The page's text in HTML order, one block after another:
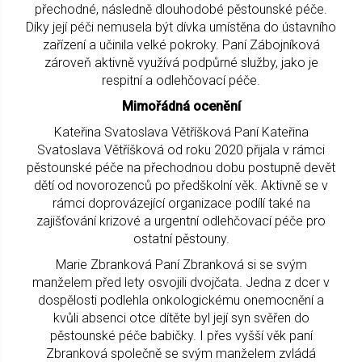
přechodné, následně dlouhodobé pěstounské péče.
Díky její péči nemusela být dívka umístěna do ústavního
zařízení a učinila velké pokroky. Paní Zábojníková
zároveň aktivně využívá podpůrné služby, jako je
respitní a odlehčovací péče.
Mimořádná ocenění
Kateřina Svatoslava Větříšková Paní Kateřina
Svatoslava Větříšková od roku 2020 přijala v rámci
pěstounské péče na přechodnou dobu postupně devět
dětí od novorozenců po předškolní věk. Aktivně se v
rámci doprovázející organizace podílí také na
zajišťování krizové a urgentní odlehčovací péče pro
ostatní pěstouny.
Marie Zbranková Paní Zbranková si se svým
manželem před lety osvojili dvojčata. Jedna z dcer v
dospělosti podlehla onkologickému onemocnění a
kvůli absenci otce dítěte byl její syn svěřen do
pěstounské péče babičky. I přes vyšší věk paní
Zbranková společně se svým manželem zvládá